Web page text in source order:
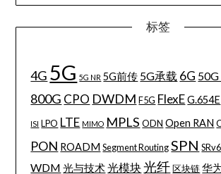
标签
4G 5G 5G NR 5G前传 5G承载 6G
800G CPO DWDM F5G FlexE G.654E
ISI LPO LTE MIMO MPLS ODN Open RAN
PON ROADM Segment Routing SPN SRv6
WDM 光与技术 光模块光纤 区块链 华